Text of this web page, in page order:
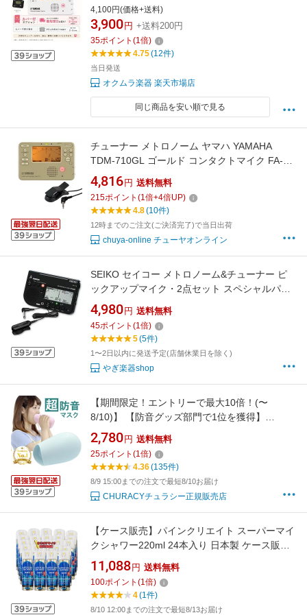
ョン チューナーマイク
4,100円(価格+送料)
3,900 円 +送料200円
35ポイント (1倍)
4.75(12件)
当日発送
オクムラ楽器 楽天市場店
同じ商品を安い順で見る
チューナー メトロノーム ヤマハ YAMAHA
TDM-710GL ゴールド コンタクトマイク FA-
01M付きセット 吹奏楽 管楽器 弦楽器 ブラスバ
ンド オーケストラ チューナーメトロノーム
4,816 円 送料無料
215ポイント (1倍+4倍UP)
4.8(10件)
12時までのご注文(ご決済完了)で当日出荷
chuya-online チューヤオンライン
SEIKO セイコー メトロノーム&チューナー ピ
ックアップマイク・2点セット スペシャルパッ
ク STH200SP 新入生におすすめ
4,980 円 送料無料
45ポイント (1倍)
5(5件)
1〜2日以内に発送予定(店舗休業日を除く)
やぎ楽器shop
【期間限定！エントリーで最大10倍！(〜
8/10)】 【防音グッズ部門で1位を獲得】
CHURACY 防音マスク プロ 発声練習 カラオケ
防音 ボイトレ グッズ カラオケ 練習 防音グッズ
家 ボイストレーニング 防音マイク 歌 練習 防音
ウタエット utaet ストレス発散 ストレス解消
2,780 円 送料無料
25ポイント (1倍)
4.36(135件)
8/9 15:00までの注文で最短8/10お届け
CHURACYチュラシー正規販売店
【ケース販売】パインクリエイト スーパーマイ
クシャワー220ml 24本入り 日本製 ケース販売
マイク 除菌 スプレー 柿渋 柿タンニン パンシ
ル配合 マイク 清掃 マイク 消臭 カラオケ 柿渋
柿タンニン パンシル 配合 カラオケマイク専用
アルコール スプレー
11,088 円 送料無料
100ポイント (1倍)
4(1件)
8/10 12:00までの注文で最短8/13お届け